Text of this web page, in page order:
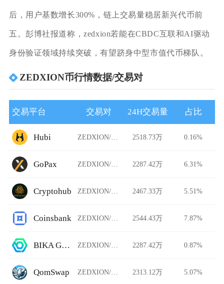
后，用户基数增长300%，链上交易量稳居新兴代币前
五。彭博社报道称，zedxion若能在CBDC互联和AI驱动
身份验证领域持续突破，有望跻身中型市值代币梯队。
ZEDXION币行情数据/交易对
交易平台 交易对 24H交易量 占比
Hubi ZEDXION/USDT 2518.73万 0.16%
GoPax ZEDXION/USDT 2287.42万 6.31%
Cryptohub ZEDXION/USDT 2467.33万 5.51%
Coinsbank ZEDXION/USDT 2544.43万 7.87%
BIKA Global ZEDXION/USDT 2287.42万 0.87%
QomSwap ZEDXION/USDT 2313.12万 5.07%